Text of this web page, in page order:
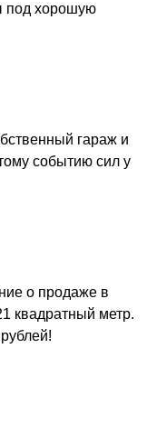
под хорошую
гараж и
событию сил у
о продаже в
квадратный метр.